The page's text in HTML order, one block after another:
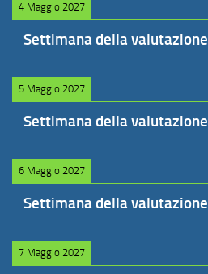
4 Maggio 2027
Settimana della valutazione
5 Maggio 2027
Settimana della valutazione
6 Maggio 2027
Settimana della valutazione
7 Maggio 2027